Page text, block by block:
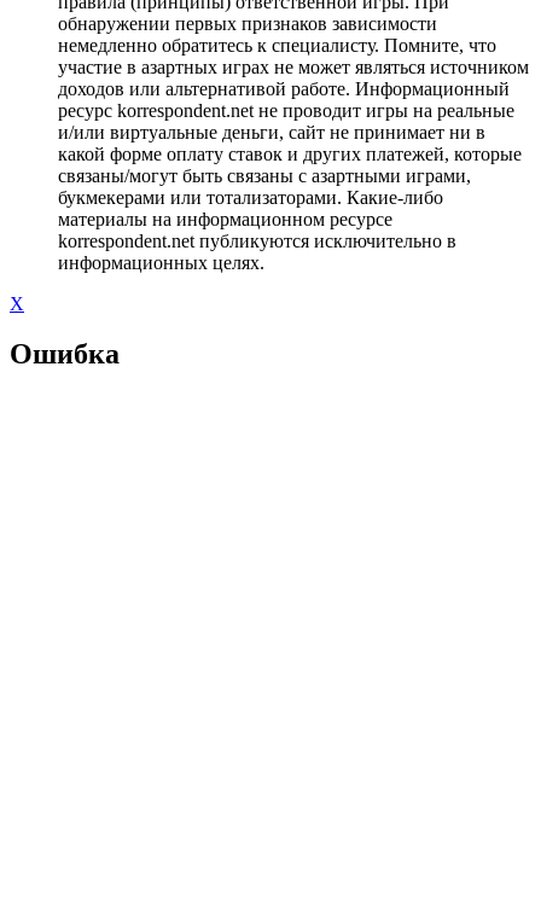
обнаружении первых признаков зависимости
немедленно обратитесь к специалисту. Помните, что
участие в азартных играх не может являться источником
доходов или альтернативой работе. Информационный
ресурс korrespondent.net не проводит игры на реальные
и/или виртуальные деньги, сайт не принимает ни в
какой форме оплату ставок и других платежей, которые
связаны/могут быть связаны с азартными играми,
букмекерами или тотализаторами. Какие-либо
материалы на информационном ресурсе
korrespondent.net публикуются исключительно в
информационных целях.
X
Ошибка